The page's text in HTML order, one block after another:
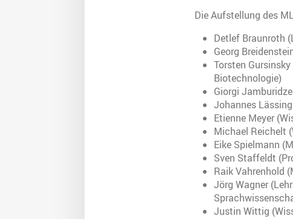
Die Aufstellung des
Detlef Braunroth
Georg
Torsten
Biotechnologie)
Giorgi
Johannes
Etienne Meyer
Michael Reichelt
Eike Spielmann
Sven Staffeldt
Raik Vahrenhold
Jörg Wagner
Justin Wittig